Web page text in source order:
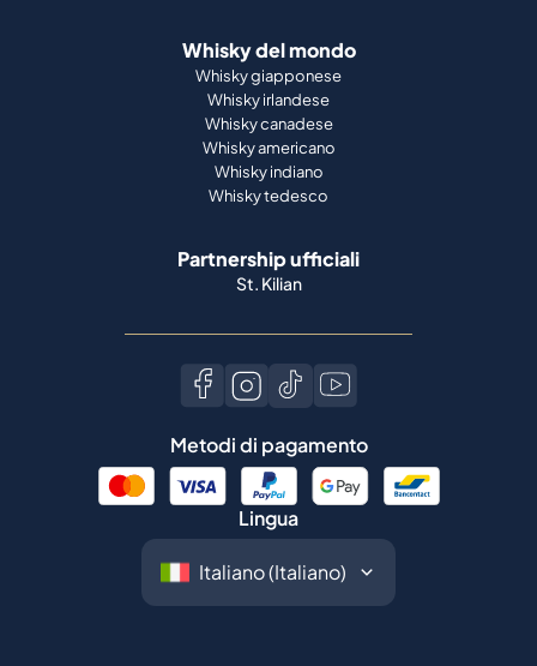
Whisky del mondo
Whisky giapponese
Whisky irlandese
Whisky canadese
Whisky americano
Whisky indiano
Whisky tedesco
Partnership ufficiali
St. Kilian
Metodi di pagamento
Lingua